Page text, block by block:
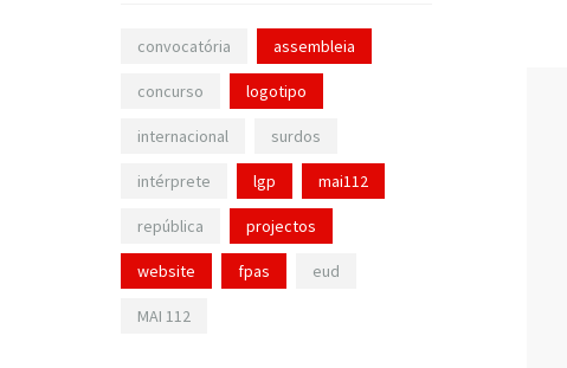
convocatória assembleia
concurso logotipo
internacional surdos
intérprete lgp mai112
república projectos
website fpas eud
MAI 112